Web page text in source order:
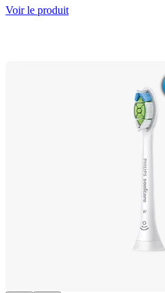
Voir le produit